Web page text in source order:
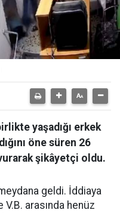
yaşadığı erkek
öne süren 26
şikâyetçi oldu.
geldi. İddiaya
V.B. arasında henüz